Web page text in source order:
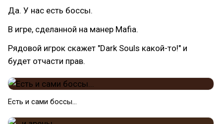
Да. У нас есть боссы.
В игре, сделанной на манер Mafia.
Рядовой игрок скажет "Dark Souls какой-то!" и
будет отчасти прав.
Есть и сами боссы...